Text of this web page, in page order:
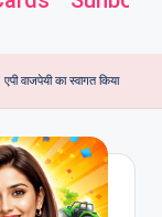
वाजपेयी का स्वागत किया